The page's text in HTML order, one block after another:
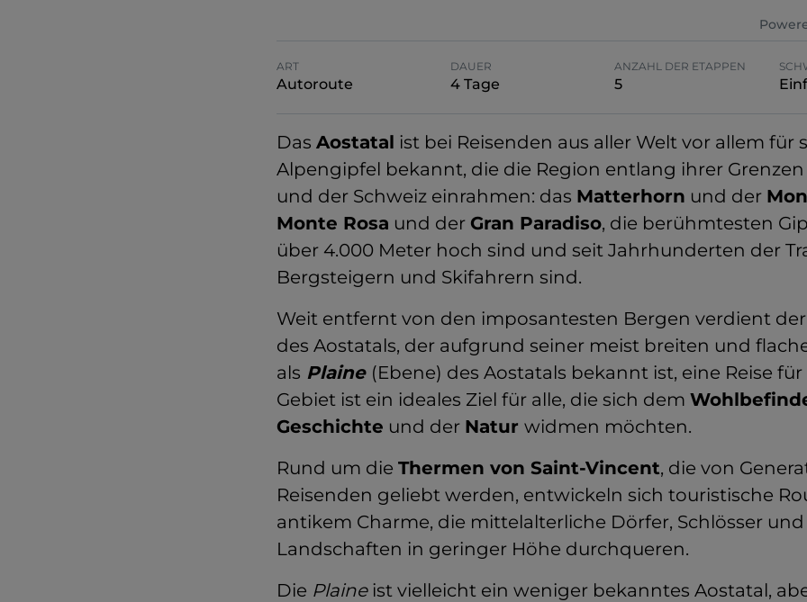
ART
Autoroute
DAUER
4 Tage
ANZAHL DER ETAPPEN
5
Das Aostatal ist bei Reisenden aus aller Welt vor allem für
Alpengipfel bekannt, die die Region entlang ihrer
und der Schweiz einrahmen: das Matterhorn und der
Monte Rosa und der Gran Paradiso, die berühmtesten
über 4.000 Meter hoch sind und seit Jahrhunderten der
Bergsteigern und Skifahrern sind.
Weit entfernt von den imposantesten Bergen verdient der
des Aostatals, der aufgrund seiner meist breiten und
als Plaine (Ebene) des Aostatals bekannt ist, eine Reise für
Gebiet ist ein ideales Ziel für alle, die sich dem
Geschichte und der Natur widmen möchten.
Rund um die Thermen von Saint-Vincent, die von
Reisenden geliebt werden, entwickeln sich touristische
antikem Charme, die mittelalterliche Dörfer, Schlösser
Landschaften in geringer Höhe durchqueren.
Die Plaineist vielleicht ein weniger bekanntes Aostatal,